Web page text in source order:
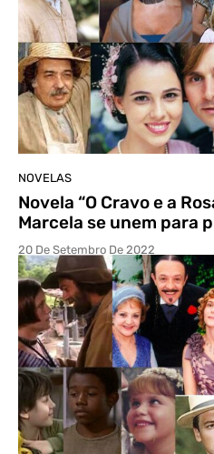
NOVELAS
Novela “O Cravo e a
Marcela se unem para
20 De Setembro De 2022